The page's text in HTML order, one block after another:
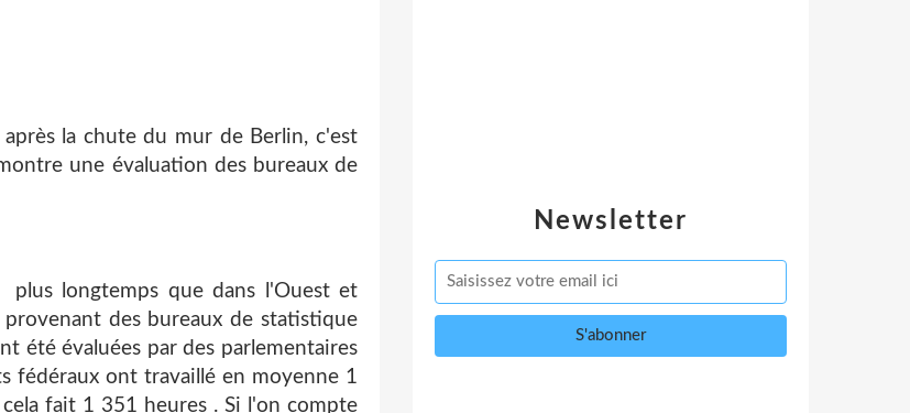
la chute du mur de Berlin, c'est
une évaluation des bureaux de
plus longtemps que dans l'Ouest et
des bureaux de statistique
été évaluées par des parlementaires
fédéraux ont travaillé en moyenne 1
fait 1 351 heures . Si l'on compte
Newsletter